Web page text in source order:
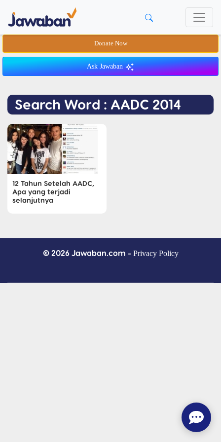
Donate Now
Ask Jawaban
Search Word : AADC 2014
12 Tahun Setelah AADC,
Apa yang terjadi
selanjutnya
© 2026 Jawaban.com - Privacy Policy